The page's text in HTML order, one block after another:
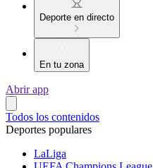
Deporte en directo
En tu zona
Abrir app
Todos los contenidos
Deportes populares
LaLiga